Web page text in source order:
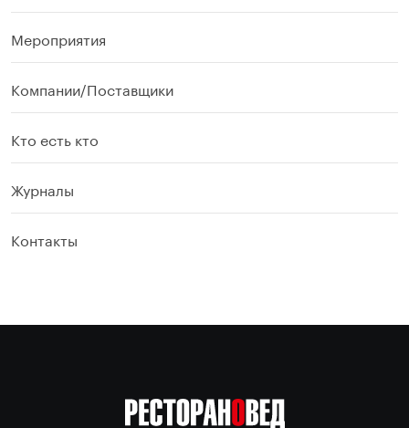
Мероприятия
Компании/Поставщики
Кто есть кто
Журналы
Контакты